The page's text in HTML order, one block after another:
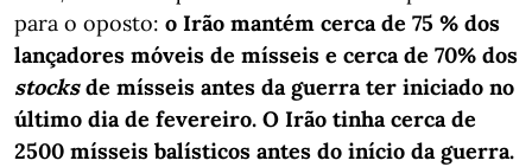
para o oposto: o Irão mantém cerca de 75 % dos
lançadores móveis de mísseis e cerca de 70% dos
stocksde mísseis antes da guerra ter iniciado no
último dia de fevereiro. O Irão tinha cerca de
2500 mísseis balísticos antes do início da guerra.